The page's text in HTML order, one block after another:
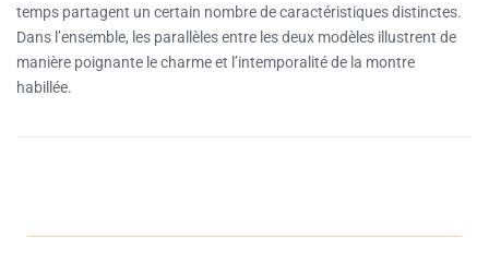
temps partagent un certain nombre de caractéristiques distinctes.
Dans l’ensemble, les parallèles entre les deux modèles illustrent de
manière poignante le charme et l’intemporalité de la montre
habillée.